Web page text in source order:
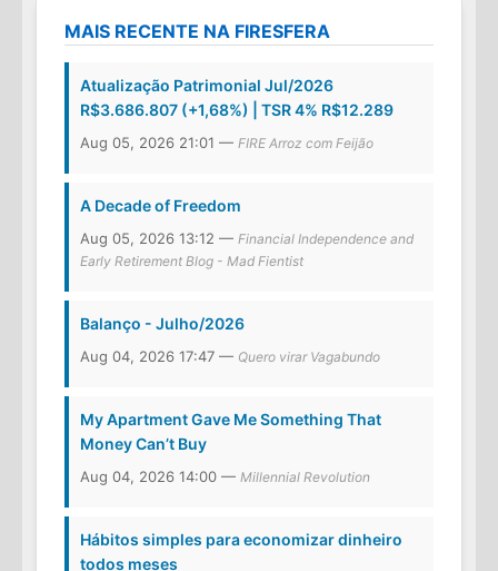
MAIS RECENTE NA FIRESFERA
Atualização Patrimonial Jul/2026
R$3.686.807 (+1,68%) | TSR 4% R$12.289
Aug 05, 2026 21:01 — FIRE Arroz com Feijão
A Decade of Freedom
Aug 05, 2026 13:12 — Financial Independence and
Early Retirement Blog - Mad Fientist
Balanço - Julho/2026
Aug 04, 2026 17:47 — Quero virar Vagabundo
My Apartment Gave Me Something That
Money Can’t Buy
Aug 04, 2026 14:00 — Millennial Revolution
Hábitos simples para economizar dinheiro
todos meses